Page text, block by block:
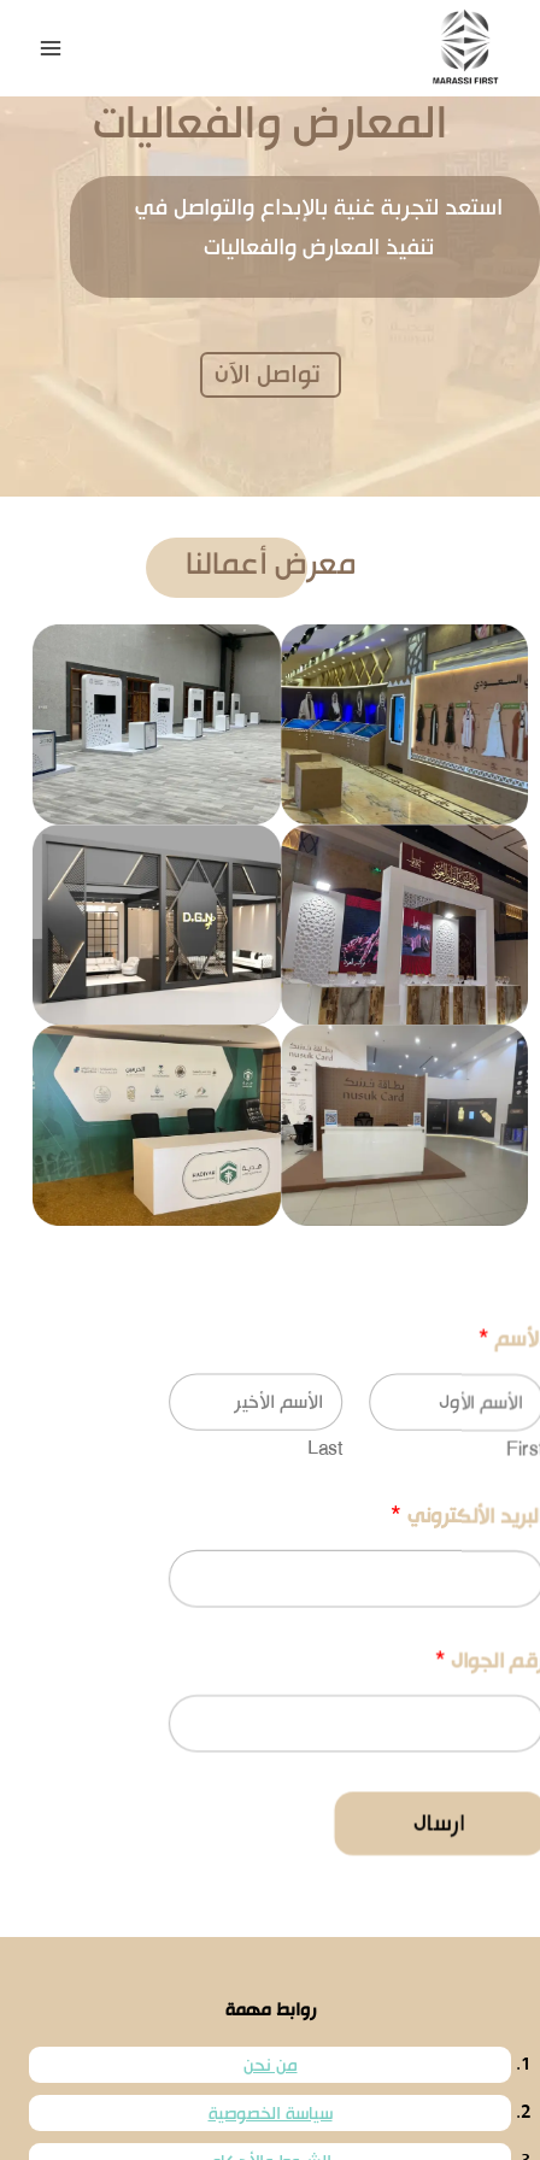
المعارض والفعاليات
استعد لتجربة غنية بالإبداع والتواصل في
تنفيذ المعارض والفعاليات
تواصل الآن
معرض أعمالنا
*
Last
الألكتروني*
الجوال*
ارسال
روابط مهمة
من نحن
سياسة الخصوصية